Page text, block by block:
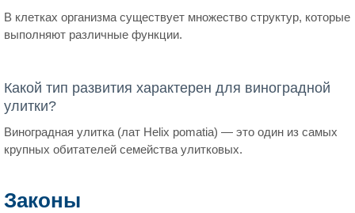
В клетках организма существует множество структур, которые
выполняют различные функции.
Какой тип развития характерен для виноградной
улитки?
Виноградная улитка (лат Helix pomatia) — это один из самых
крупных обитателей семейства улитковых.
Законы